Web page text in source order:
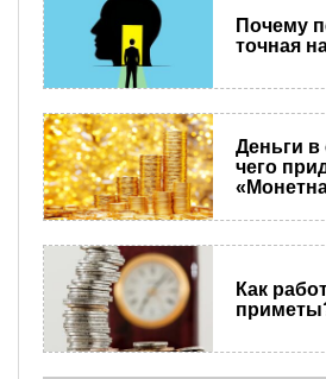
Почему
точная
Деньги в
чего
Как